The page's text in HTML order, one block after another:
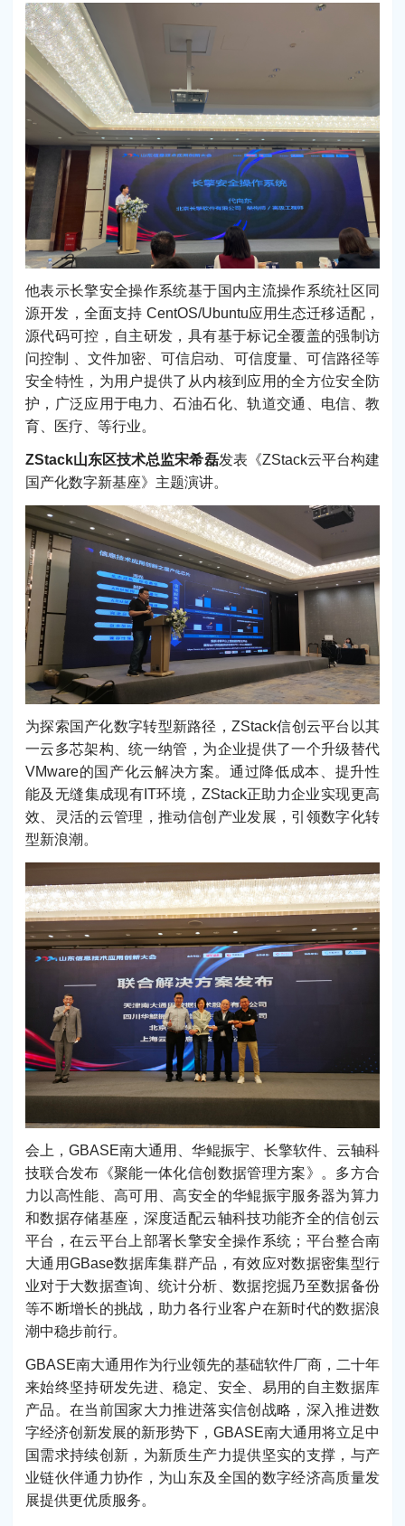
他表示长擎安全操作系统基于国内主流操作系统社区同
源开发，全面支持 CentOS/Ubuntu应用生态迁移适配，
源代码可控，自主研发，具有基于标记全覆盖的强制访
问控制 、文件加密、可信启动、可信度量、可信路径等
安全特性，为用户提供了从内核到应用的全方位安全防
护，广泛应用于电力、石油石化、轨道交通、电信、教
育、医疗、等行业。
ZStack山东区技术总监宋希磊发表《ZStack云平台构建
国产化数字新基座》主题演讲。
为探索国产化数字转型新路径，ZStack信创云平台以其
一云多芯架构、统一纳管，为企业提供了一个升级替代
VMware的国产化云解决方案。通过降低成本、提升性
能及无缝集成现有IT环境，ZStack正助力企业实现更高
效、灵活的云管理，推动信创产业发展，引领数字化转
型新浪潮。
会上，GBASE南大通用、华鲲振宇、长擎软件、云轴科
技联合发布《聚能一体化信创数据管理方案》。多方合
力以高性能、高可用、高安全的华鲲振宇服务器为算力
和数据存储基座，深度适配云轴科技功能齐全的信创云
平台，在云平台上部署长擎安全操作系统；平台整合南
大通用GBase数据库集群产品，有效应对数据密集型行
业对于大数据查询、统计分析、数据挖掘乃至数据备份
等不断增长的挑战，助力各行业客户在新时代的数据浪
潮中稳步前行。
GBASE南大通用作为行业领先的基础软件厂商，二十年
来始终坚持研发先进、稳定、安全、易用的自主数据库
产品。在当前国家大力推进落实信创战略，深入推进数
字经济创新发展的新形势下，GBASE南大通用将立足中
国需求持续创新，为新质生产力提供坚实的支撑，与产
业链伙伴通力协作，为山东及全国的数字经济高质量发
展提供更优质服务。